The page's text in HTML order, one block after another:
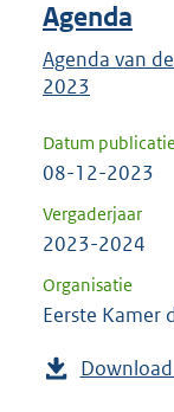
Agenda
Agenda van
2023
Datum publicatie
08-12-2023
Vergaderjaar
2023-2024
Organisatie
Eerste Kamer
Download